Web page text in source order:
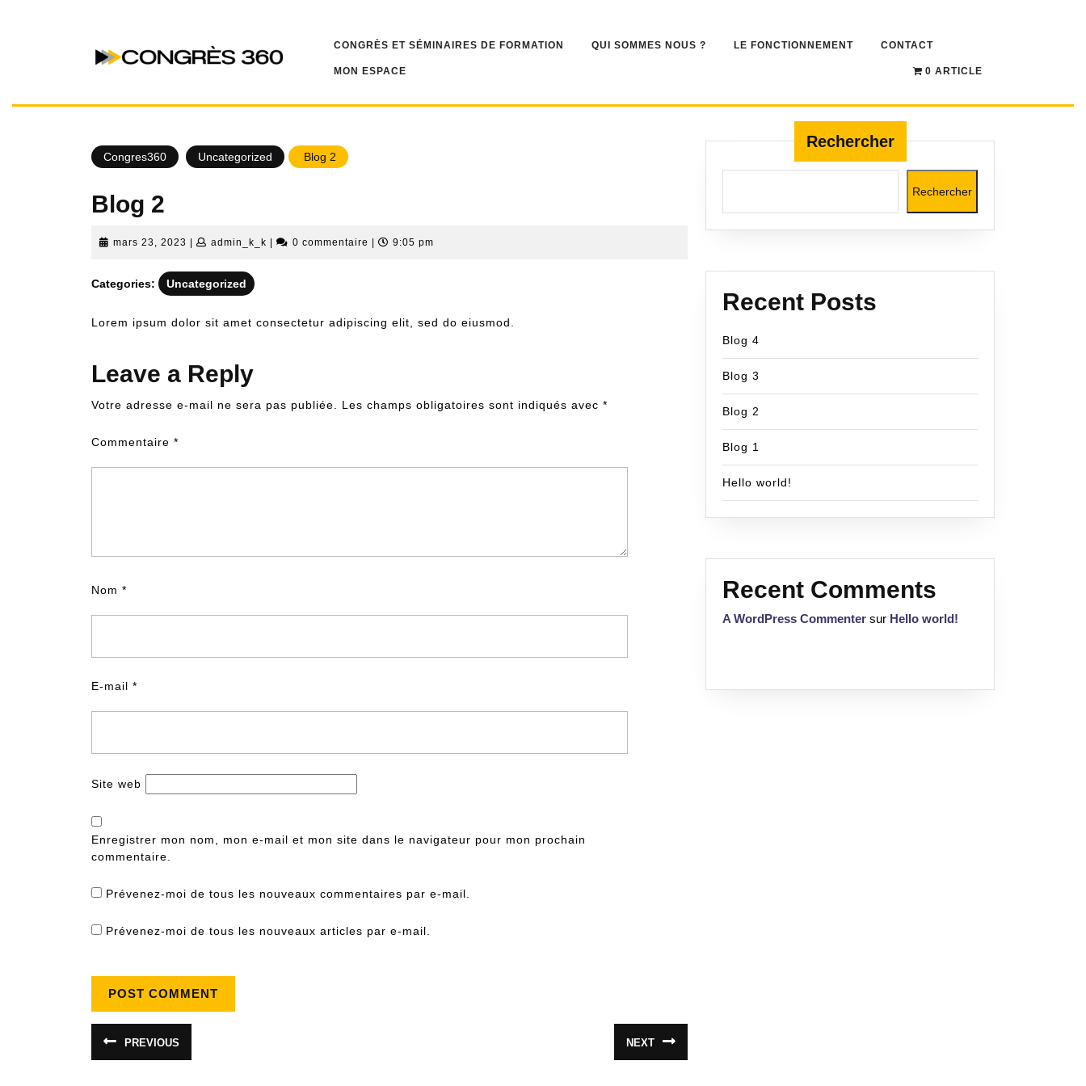
CONGRÈS ET SÉMINAIRES DE FORMATION QUI SOMMES NOUS ? LE FONCTIONNEMENT CONTACT
MON ESPACE 0 ARTICLE
Congres360 Uncategorized Blog 2
Blog 2
mars 23, 2023 mars
| admin_k_k admin_k_k
| 0 commentaire | 9:05 pm
Categories: Uncategorized
Lorem ipsum dolor sit amet consectetur adipiscing elit, sed do eiusmod.
Leave a Reply
Votre adresse e-mail ne sera pas publiée. Les champs obligatoires sont indiqués avec*
Commentaire*
Nom*
E-mail*
Site web
Enregistrer mon nom, mon e-mail et mon site dans le navigateur pour mon prochain
commentaire.
Prévenez-moi de tous les nouveaux commentaires par e-mail.
Prévenez-moi de tous les nouveaux articles par e-mail.
Navigation
de
PREVIOUS
précédent
NEXT
suivant
Rechercher
Rechercher
Recent Posts
Blog 4
Blog 3
Blog 2
Blog 1
Hello world!
Recent Comments
A WordPress Commenter sur Hello world!